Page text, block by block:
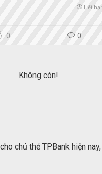
Hết
0 0
Không còn!
chủ thẻ TPBank hiện